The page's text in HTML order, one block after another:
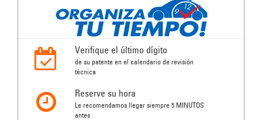
Verifique el último dígito
de su patente en el calendario de revisión
técnica
Reserve su hora
Le recomendamos llegar siempre 5 MINUTOS
antes